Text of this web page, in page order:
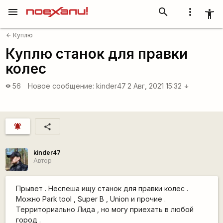
more_vert accessibility_new
search
menu
arrow_back Куплю
Куплю станок для правки
колес
visibility 56 Новое сообщение: kinder47 2 Авг, 2021 15:32 arrow_downward
notifications_active share
kinder47
Автор
Прывет . Неспеша ищу станок для правки колес .
Можно Park tool , Super B , Union и прочие .
Территориально Лида , но могу приехать в любой
город .